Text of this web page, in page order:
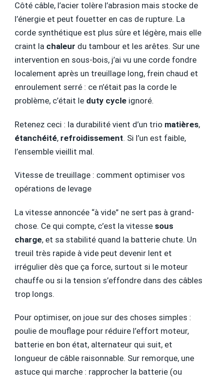
Côté câble, l’acier tolère l’abrasion mais stocke de
l’énergie et peut fouetter en cas de rupture. La
corde synthétique est plus sûre et légère, mais elle
craint la chaleur du tambour et les arêtes. Sur une
intervention en sous-bois, j’ai vu une corde fondre
localement après un treuillage long, frein chaud et
enroulement serré : ce n’était pas la corde le
problème, c’était le duty cycle ignoré.
Retenez ceci : la durabilité vient d’un trio matières,
étanchéité, refroidissement. Si l’un est faible,
l’ensemble vieillit mal.
Vitesse de treuillage : comment optimiser vos
opérations de levage
La vitesse annoncée “à vide” ne sert pas à grand-
chose. Ce qui compte, c’est la vitesse sous
charge, et sa stabilité quand la batterie chute. Un
treuil très rapide à vide peut devenir lent et
irrégulier dès que ça force, surtout si le moteur
chauffe ou si la tension s’effondre dans des câbles
trop longs.
Pour optimiser, on joue sur des choses simples :
poulie de mouflage pour réduire l’effort moteur,
batterie en bon état, alternateur qui suit, et
longueur de câble raisonnable. Sur remorque, une
astuce qui marche : rapprocher la batterie (ou